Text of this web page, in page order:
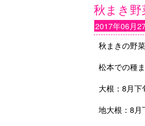
秋まき
2017年06月
秋まきの野
松本での種
大根：8月下
地大根：8月